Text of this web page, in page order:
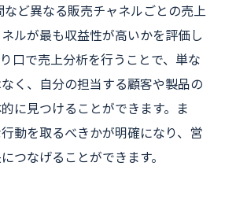
など異なる販売チャネルごとの売上
ルが最も収益性が高いかを評価し
口で売上分析を行うことで、単な
く、自分の担当する顧客や製品の
に見つけることができます。ま
動を取るべきかが明確になり、営
つなげることができます。